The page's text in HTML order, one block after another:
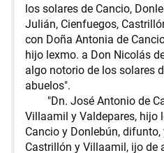
los solares de Cancio,
Julián, Cienfuegos,
con Doña Antonia de
hijo lexmo. a Don Nicolás
algo notorio de los solares
abuelos".
"Dn. José Antonio de
Villaamil y Valdepares, hijo
Cancio y Donlebún,
Castrillón y Villaamil, ijo de